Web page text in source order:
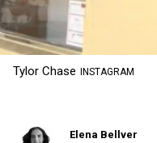
Tylor Chase INSTAGRAM
Elena Bellver